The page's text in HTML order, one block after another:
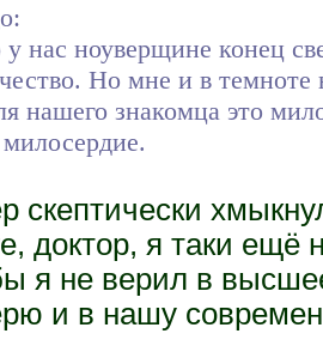
нас ноуверщине конец
Но мне и в темноте
нашего знакомца это
скептически
доктор, я таки ещё
я не верил в
и в нашу